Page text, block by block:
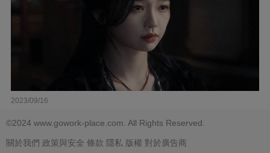
2023/09/16
©2024 www.gowork-place.com. All Rights Reserved.
關於我們 政策與安全 條款 隱私 版權 對於廣告商